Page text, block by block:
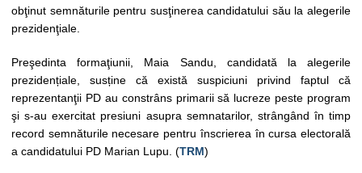
obţinut semnăturile pentru susţinerea candidatului său la alegerile
prezidenţiale.
Preşedinta formaţiunii, Maia Sandu, candidată la alegerile
prezidențiale, susține că există suspiciuni privind faptul că
reprezentanţii PD au constrâns primarii să lucreze peste program
şi s-au exercitat presiuni asupra semnatarilor, strângând în timp
record semnăturile necesare pentru înscrierea în cursa electorală
a candidatului PD Marian Lupu. (TRM)